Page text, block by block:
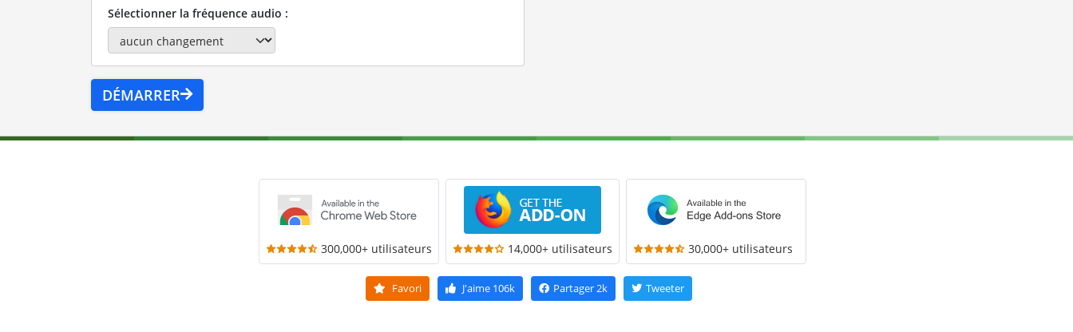
Sélectionner la fréquence audio :
DÉMARRER
300,000+ utilisateurs 14,000+ utilisateurs 30,000+ utilisateurs
Favori J'aime106k Partager2k Tweeter